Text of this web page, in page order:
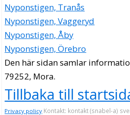
Nyponstigen, Tranås
Nyponstigen, Vaggeryd
Nyponstigen, Åby
Nyponstigen, Örebro
Den här sidan samlar
79252, Mora.
Tillbaka till
Privacy policy Kontakt: kontakt (snabel-a)